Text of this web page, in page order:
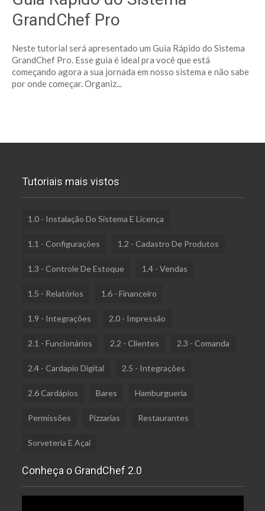
GrandChef Pro
Neste tutorial será apresentado um Guia Rápido do Sistema
GrandChef Pro. Esse guia é ideal pra você que está
começando agora a sua jornada em nosso sistema e não sabe
por onde começar. Organiz...
Tutoriais mais vistos
1.0 - Instalação Do Sistema E Licença
1.1 - Configurações 1.2 - Cadastro De Produtos
1.3 - Controle De Estoque 1.4 - Vendas
1.5 - Relatórios 1.6 - Financeiro
1.9 - Integrações 2.0 - Impressão
2.1 - Funcionários 2.2 - Clientes 2.3 - Comanda
2.4 - Cardapio Digital 2.5 - Integrações
2.6 Cardápios Bares Hamburgueria
Permissões Pizzarias Restaurantes
Sorveteria E Açai
Conheça o GrandChef 2.0